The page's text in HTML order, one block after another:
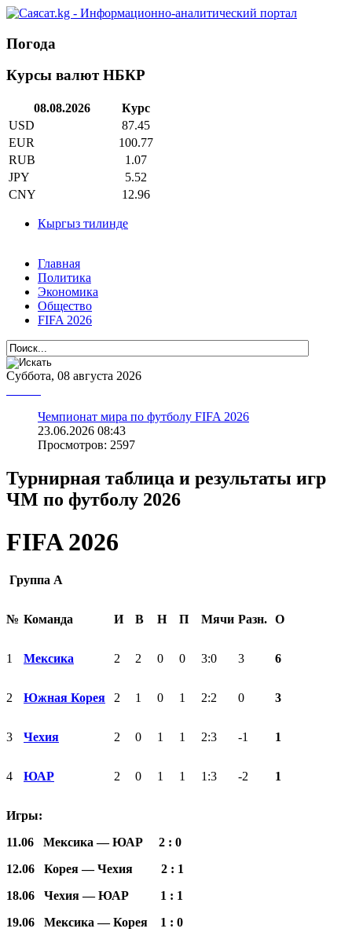
Погода
Курсы валют НБКР
08.08.2026
Курс
USD
87.45
EUR
100.77
RUB
1.07
JPY
5.52
CNY
12.96
Кыргыз тилинде
Главная
Политика
Экономика
Общество
FIFA 2026
Суббота, 08 августа 2026
Чемпионат мира по футболу FIFA 2026
23.06.2026 08:43
Просмотров: 2597
Турнирная таблица и результаты игр
ЧМ по футболу 2026
FIFA 2026
Группа А
№ Команда И В Н П Мячи Разн. О
1 Мексика 2 2 0 0 3:0 3 6
2 Южная Корея 2 1 0 1 2:2 0 3
3 Чехия 2 0 1 1 2:3 -1 1
4 ЮАР 2 0 1 1 1:3 -2 1
Игры:
11.06 Мексика — ЮАР 2 : 0
12.06 Корея — Чехия 2 : 1
18.06 Чехия — ЮАР 1 : 1
19.06 Мексика — Корея 1 : 0